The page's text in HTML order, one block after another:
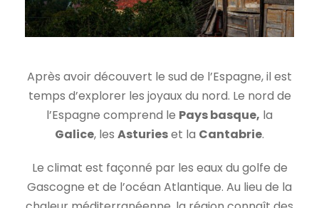
Après avoir découvert le sud de l’Espagne, il est
temps d’explorer les joyaux du nord. Le nord de
l’Espagne comprend le Pays basque, la
Galice, les Asturieset la Cantabrie.
Le climat est façonné par les eaux du golfe de
Gascogne et de l’océan Atlantique. Au lieu de la